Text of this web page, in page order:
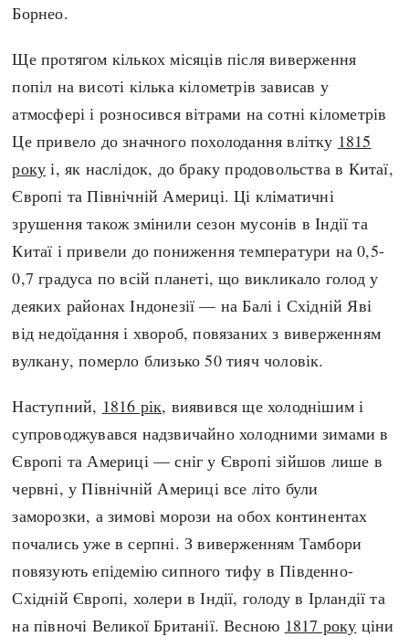
Борнео.
Ще протягом кількох місяців після виверження
попіл на висоті кілька кілометрів зависав у
атмосфері і розносився вітрами на сотні кілометрів
Це привело до значного похолодання влітку 1815
року і, як наслідок, до браку продовольства в Китаї,
Європі та Північній Америці. Ці кліматичні
зрушення також змінили сезон мусонів в Індії та
Китаї і привели до пониження температури на 0,5-
0,7 градуса по всій планеті, що викликало голод у
деяких районах Індонезії — на Балі і Східній Яві
від недоїдання і хвороб, повязаних з виверженням
вулкану, померло близько 50 тияч чоловік.
Наступний, 1816 рік, виявився ще холоднішим і
супроводжувався надзвичайно холодними зимами в
Європі та Америці — сніг у Європі зійшов лише в
червні, у Північній Америці все літо були
заморозки, а зимові морози на обох континентах
почались уже в серпні. З виверженням Тамбори
повязують епідемію сипного тифу в Південно-
Східній Європі, холери в Індії, голоду в Ірландії та
на півночі Великої Британії. Весною 1817 року ціни